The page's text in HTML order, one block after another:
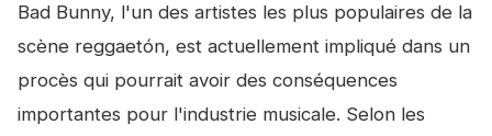
Bad Bunny, l'un des artistes les plus populaires de la
scène reggaetón, est actuellement impliqué dans un
procès qui pourrait avoir des conséquences
importantes pour l'industrie musicale. Selon les